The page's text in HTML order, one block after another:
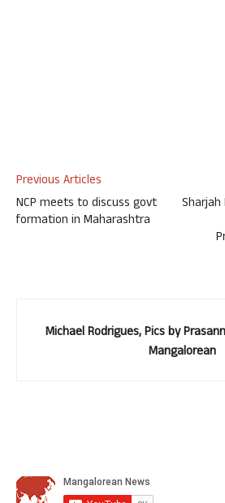
Previous Articles
NCP meets to discuss govt
formation in Maharashtra
Michael Rodrigues, Pics by
Mangalorean